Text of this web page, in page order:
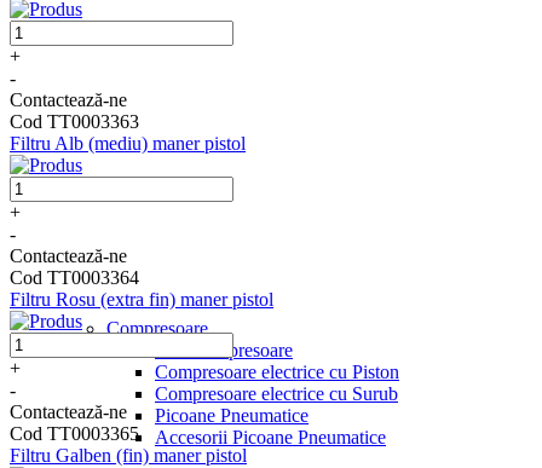
Compresoare
Motocompresoare
Compresoare electrice cu Piston
Compresoare electrice cu Surub
Picoane Pneumatice
Accesorii Picoane Pneumatice
+
-
Contactează-ne
Cod TT0003363
Filtru Alb (mediu) maner pistol
+
-
Contactează-ne
Cod TT0003364
Filtru Rosu (extra fin) maner pistol
+
-
Contactează-ne
Cod TT0003365
Filtru Galben (fin) maner pistol